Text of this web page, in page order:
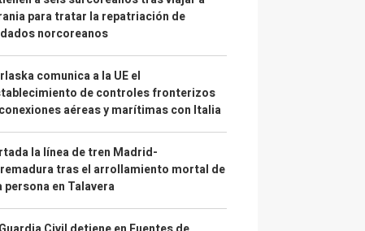
para tratar la repatriación de
norcoreanos
comunica a la UE el
de controles fronterizos
aéreas y marítimas con Italia
la línea de tren Madrid-
tras el arrollamiento mortal de
persona en Talavera